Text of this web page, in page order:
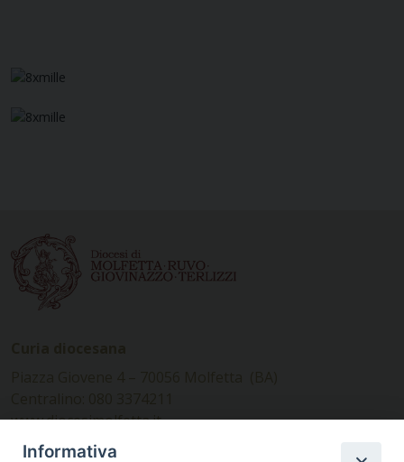
www.diocesimolfetta.it –
diocesimolfetta@pec.chiesacattolica.it
Informativa